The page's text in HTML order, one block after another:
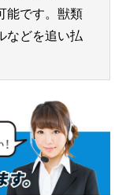
能です。獣類
などを追い払